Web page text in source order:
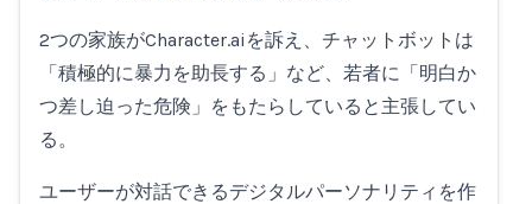
2つの家族がCharacter.aiを訴え、チャットボットは
「積極的に暴力を助長する」など、若者に「明白か
つ差し迫った危険」をもたらしていると主張してい
る。
ユーザーが対話できるデジタルパーソナリティを作